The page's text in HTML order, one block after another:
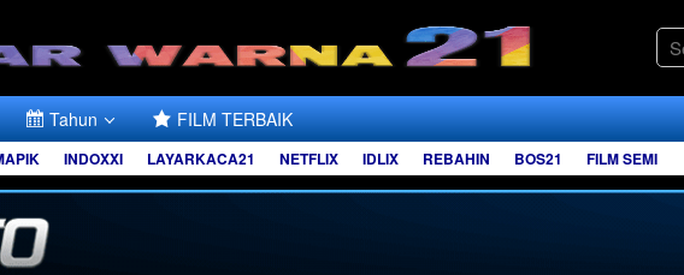
Tahun FILM TERBAIK
INDOXXI LAYARKACA21 NETFLIX IDLIX REBAHIN BOS21 FILM SEMI